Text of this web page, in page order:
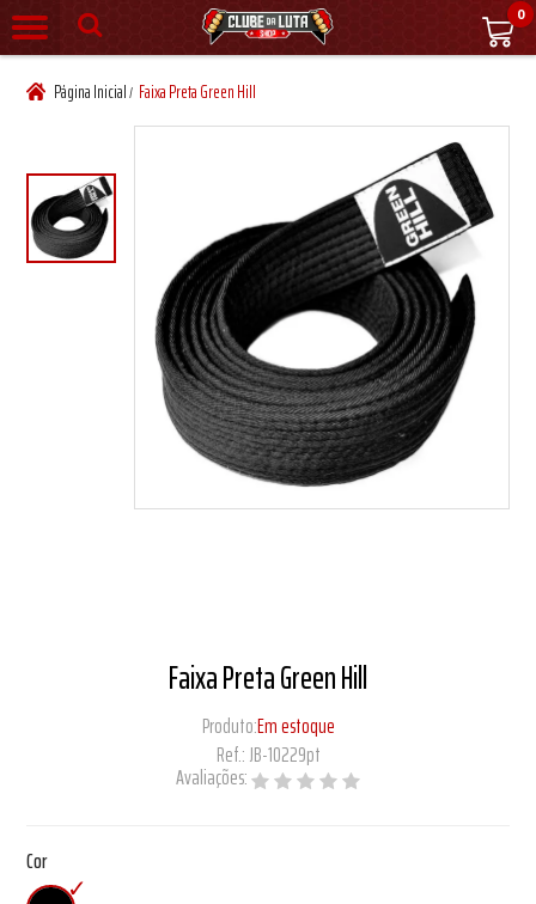
0
Página Inicial/ Faixa Preta Green Hill
Faixa Preta Green Hill
Produto:Em estoque
Ref.:JB-10229pt
Avaliações:
Cor